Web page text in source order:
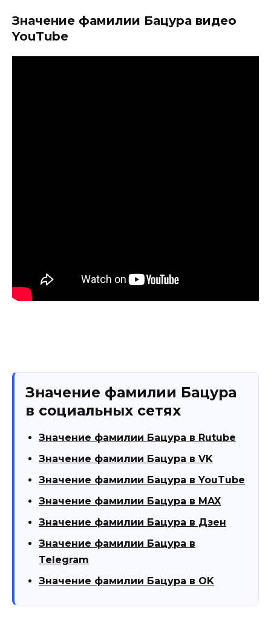
Значение фамилии Бацура видео
YouTube
Значение фамилии Бацура
в социальных сетях
Значение фамилии Бацура в Rutube
Значение фамилии Бацура в VK
Значение фамилии Бацура в YouTube
Значение фамилии Бацура в MAX
Значение фамилии Бацура в Дзен
Значение фамилии Бацура в
Telegram
Значение фамилии Бацура в OK